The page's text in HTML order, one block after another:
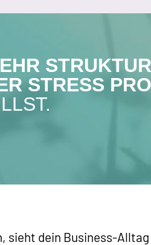
STRUKTUR
STRESS
sieht dein Business-